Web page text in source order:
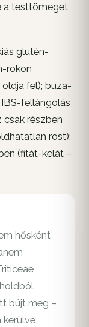
a testtömeget
glutén-
rokon
fel); búza-
fellángolás
csak részben
rost);
(fitát-kelát –
hősként
bújt meg –
kerülve